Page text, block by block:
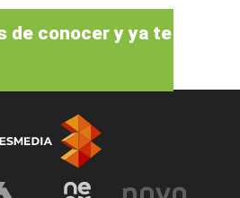
de conocer y ya te